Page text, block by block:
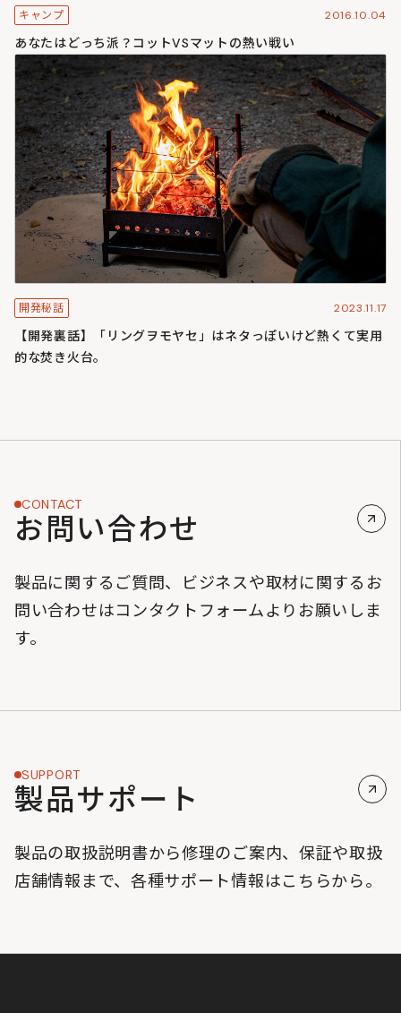
キャンプ 2016.10.04
あなたはどっち派？コットVSマットの熱い戦い
開発秘話 2023.11.17
【開発裏話】「リングヲモヤセ」はネタっぽいけど熱くて実用
的な焚き火台。
CONTACT
お問い合わせ
製品に関するご質問、ビジネスや取材に関するお
問い合わせはコンタクトフォームよりお願いしま
す。
SUPPORT
製品サポート
製品の取扱説明書から修理のご案内、保証や取扱
店舗情報まで、各種サポート情報はこちらから。